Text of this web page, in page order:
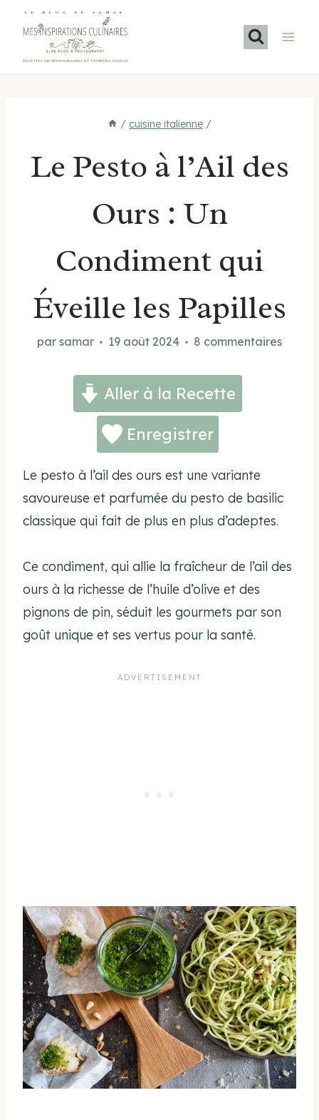
LE BLOG DE SAMAR
Recettes méditerranéennes et familiales maison
/ cuisine italienne /
Le Pesto à l’Ail des
Ours : Un
Condiment qui
Éveille les Papilles
par samar 19 août 2024 8 commentaires
Aller à la Recette
Enregistrer
Le pesto à l’ail des ours est une variante
savoureuse et parfumée du pesto de basilic
classique qui fait de plus en plus d’adeptes.
Ce condiment, qui allie la fraîcheur de l’ail des
ours à la richesse de l’huile d’olive et des
pignons de pin, séduit les gourmets par son
goût unique et ses vertus pour la santé.